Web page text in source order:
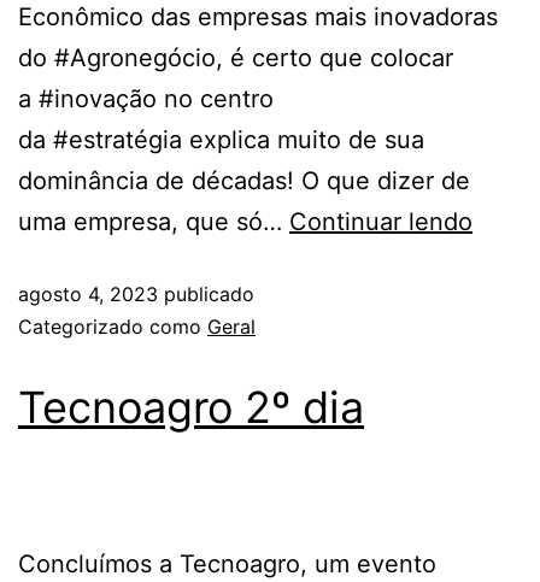
Econômico das empresas mais inovadoras
do #Agronegócio, é certo que colocar
a #inovação no centro
da #estratégia explica muito de sua
dominância de décadas! O que dizer de
uma empresa, que só… Continuar lendo
agosto 4, 2023 publicado
Categorizado como Geral
Tecnoagro 2º dia
Concluímos a Tecnoagro, um evento